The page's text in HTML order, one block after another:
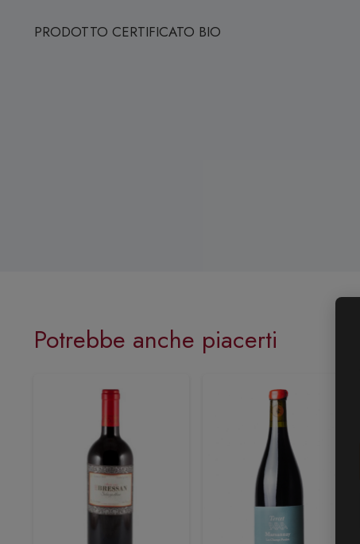
PRODOTTO CERTIFICATO BIO
Potrebbe anche piacerti